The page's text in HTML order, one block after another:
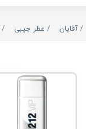
آقایان عطر جیبی